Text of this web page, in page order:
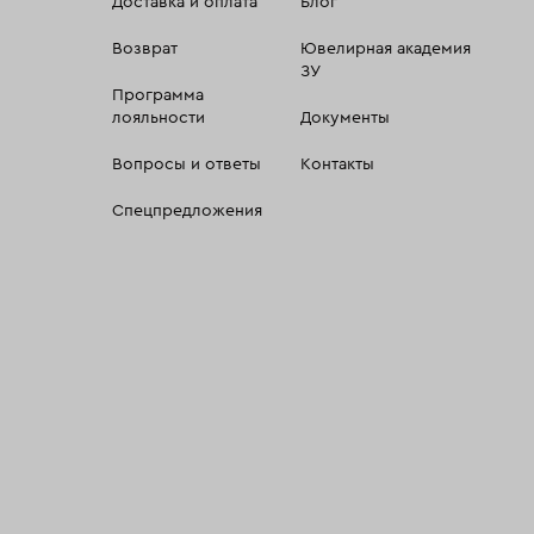
Возврат
Программа
лояльности
Вопросы и ответы
Спецпредложения
Ювелирная академия
ЗУ
Документы
Контакты